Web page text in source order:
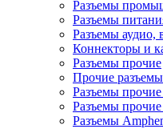
Разъeмы
Разъeмы
Разъeмы аудио,
Коннекторы и
Разъeмы прочие
Прочие
Разъемы
Разъемы
Разъемы